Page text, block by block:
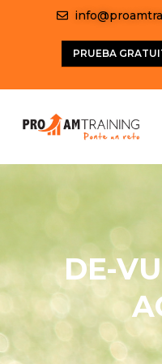
PRUEBA
DE-